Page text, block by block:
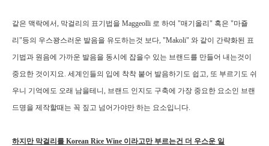
같은 맥락에서, 막걸리의 표기법을 Maggeolli 로 하여 "매기올리 " 혹은 "마죨
리 "등의 우스꽝스러운 발음을 유도하는것 보다, "Makoli" 와 같이 간략화된 표
기법과 원음에 가까운 발음을 동시에 잡을수 있는 브랜드를 만들어 내는것이
중요한 것이지요. 세계인들의 입에 착착 붙어 발음하기도 쉽고, 또 부르기도 쉬
우니 기억에도 오래 남을테니 , 브랜드 인지도 구축에 가장 중요한 요소인 브랜
드명을 제작할때는 꼭 짚고 넘어가야만 하는 요소입니다.
하지만 막걸리를 Korean Rice Wine 이라고만 부르는건 더 우스운 일